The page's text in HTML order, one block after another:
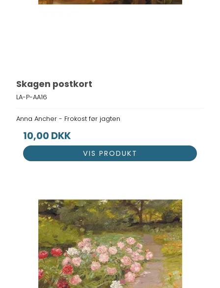
Skagen postkort
LA-P-AA16
Anna Ancher - Frokost før jagten
10,00 DKK
VIS PRODUKT